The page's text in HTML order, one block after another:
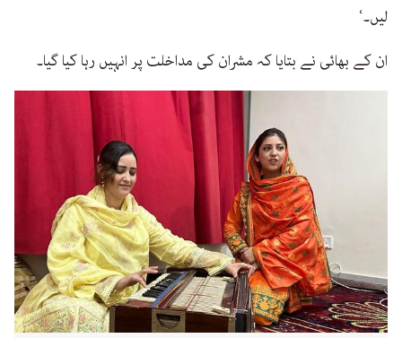
لیں۔‘
ان کے بھائی نے بتایا کہ مشران کی مداخلت پر انہیں رہا کیا گیا۔